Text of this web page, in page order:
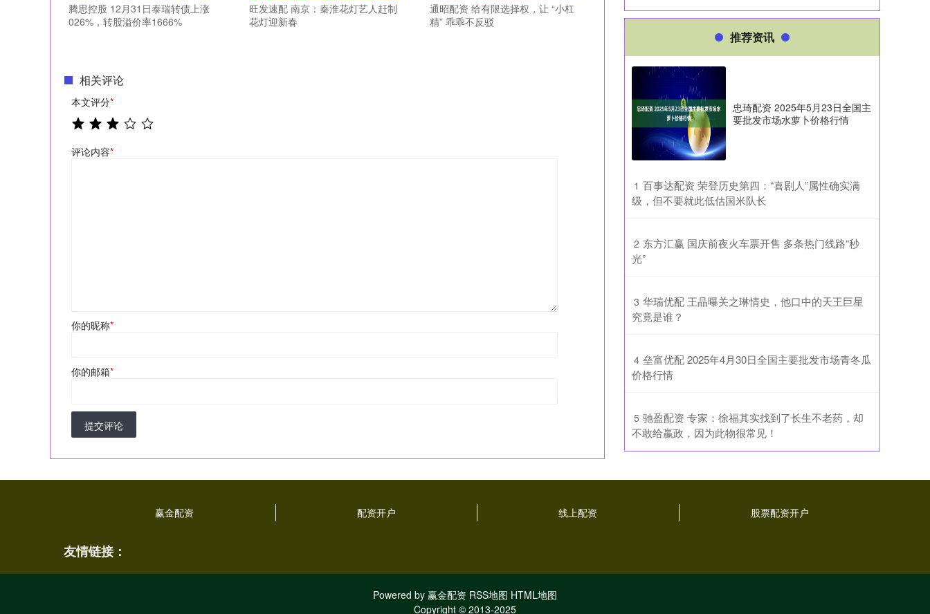
腾思控股 12月31日泰瑞转债上涨
026%，转股溢价率1666%
旺发速配 南京：秦淮花灯艺人赶制
花灯迎新春
通昭配资 给有限选择权，让 “小杠
精” 乖乖不反驳
相关评论
本文评分*
评论内容*
你的昵称*
你的邮箱*
提交评论
推荐资讯
忠琦配资 2025年5月23日全国主
要批发市场水萝卜价格行情
1 ​百事达配资 荣登历史第四：“喜剧人”属性确实满
级，但不要就此低估国米队长
2 ​东方汇赢 国庆前夜火车票开售 多条热门线路“秒
光”
3 ​华瑞优配 王晶曝关之琳情史，他口中的天王巨星
究竟是谁？
4 ​垒富优配 2025年4月30日全国主要批发市场青冬瓜
价格行情
5 ​驰盈配资 专家：徐福其实找到了长生不老药，却
不敢给嬴政，因为此物很常见！
赢金配资 配资开户 线上配资 股票配资开户
友情链接：
Powered by 赢金配资 RSS地图 HTML地图
Copyright © 2013-2025